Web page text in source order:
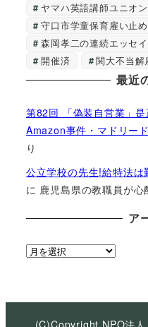
ヤマハ英語講師ユニオン
守口市学童保育雇い止
森岡孝二の連続エッセイ
開催済
関大不当解
最近
第82回 「偽装自営業」是
Amazon事件・マドリー
り
公立学校の先生!給特法
に 鹿児島県の教職員が心
ア
ア
イ
(C)Copyright NPO法